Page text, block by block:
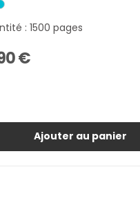
: 1500 pages
€
Ajouter au panier